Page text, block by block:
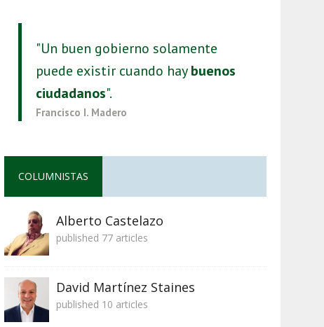
"Un buen gobierno solamente
puede existir cuando haybuenos
ciudadanos".
Francisco I. Madero
COLUMNISTAS
Alberto Castelazo
published 77 articles
David Martínez Staines
published 10 articles